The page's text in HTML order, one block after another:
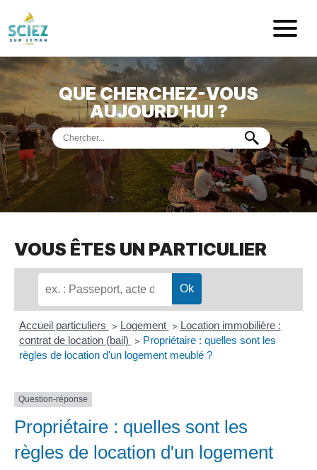
Mairie de
ACCUEIL
VOTREMAIRIE
VIEPRATIQUE
DÉMARCHES &SERVICES
PORTDE PLAISANCE
MUSÉEDE PRÉHISTOIRE
QUE CHERCHEZ-VOUS
AUJOURD’HUI ?
VOUS ÊTES UN PARTICULIER
Accueil particuliers > Logement > Location immobilière :
contrat de location (bail)
> Propriétaire : quelles sont les
règles de location d'un logement meublé ?
Question-réponse
Propriétaire : quelles sont les
règles de location d'un logement